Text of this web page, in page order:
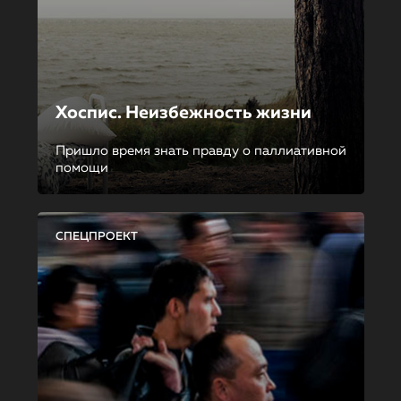
Хоспис. Неизбежность жизни
Пришло время знать правду о паллиативной
помощи
СПЕЦПРОЕКТ